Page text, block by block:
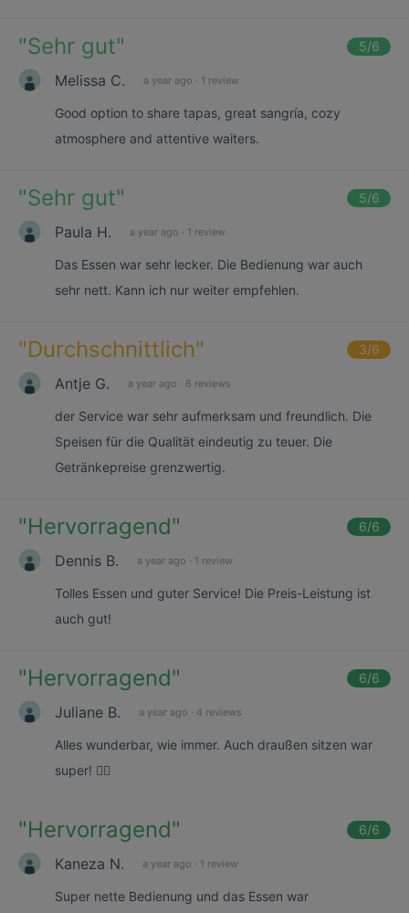
"Sehr gut" 5/6
Melissa C. a year ago · 1 review
Good option to share tapas, great sangría, cozy
atmosphere and attentive waiters.
"Sehr gut" 5/6
Paula H. a year ago · 1 review
Das Essen war sehr lecker. Die Bedienung war auch
sehr nett. Kann ich nur weiter empfehlen.
"Durchschnittlich" 3/6
Antje G. a year ago · 6 reviews
der Service war sehr aufmerksam und freundlich. Die
Speisen für die Qualität eindeutig zu teuer. Die
Getränkepreise grenzwertig.
"Hervorragend" 6/6
Dennis B. a year ago · 1 review
Tolles Essen und guter Service! Die Preis-Leistung ist
auch gut!
"Hervorragend" 6/6
Juliane B. a year ago · 4 reviews
Alles wunderbar, wie immer. Auch draußen sitzen war
super! 👍🏼
"Hervorragend" 6/6
Kaneza N. a year ago · 1 review
Super nette Bedienung und das Essen war